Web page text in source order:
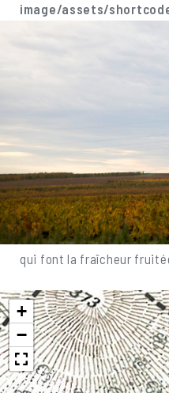
image/assets/
Les Glapigny Boncourt,
Poncet, appartiennent
Bourgognes Grand
l’appellation « Côteaux
village de Vosne-
la plaine n’offre pas
de terroir. Ici, ce sont la
des vinifications qui
cépage chardonnay sur
qui font la fraîcheur
+
−